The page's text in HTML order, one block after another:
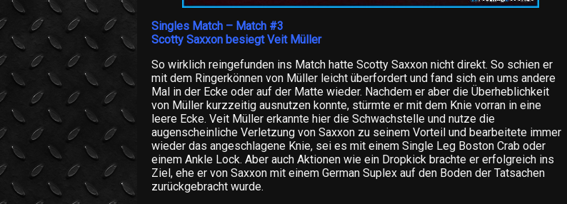
Singles Match – Match #3
Scotty Saxxon besiegt Veit Müller
So wirklich reingefunden ins Match hatte Scotty Saxxon nicht direkt. So schien er
mit dem Ringerkönnen von Müller leicht überfordert und fand sich ein ums andere
Mal in der Ecke oder auf der Matte wieder. Nachdem er aber die Überheblichkeit
von Müller kurzzeitig ausnutzen konnte, stürmte er mit dem Knie vorran in eine
leere Ecke. Veit Müller erkannte hier die Schwachstelle und nutze die
augenscheinliche Verletzung von Saxxon zu seinem Vorteil und bearbeitete immer
wieder das angeschlagene Knie, sei es mit einem Single Leg Boston Crab oder
einem Ankle Lock. Aber auch Aktionen wie ein Dropkick brachte er erfolgreich ins
Ziel, ehe er von Saxxon mit einem German Suplex auf den Boden der Tatsachen
zurückgebracht wurde.